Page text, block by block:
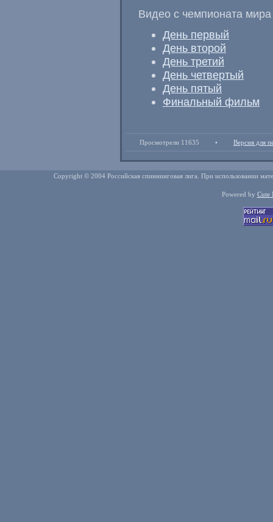
Видео с чемпионата
День первый
День второй
День третий
День четвертый
День пятый
Финальный фильм
Просмотрели 11635 • Версия для
Copyright © 2004 Российская спиннинговая лига. При использовании
Powered by Cute